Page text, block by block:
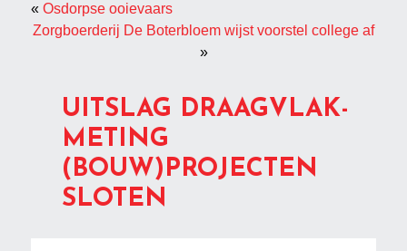
«Osdorpse ooievaars
Zorgboerderij De Boterbloem wijst voorstel college af
»
UITSLAG DRAAGVLAK-
METING
(BOUW)PROJECTEN
SLOTEN